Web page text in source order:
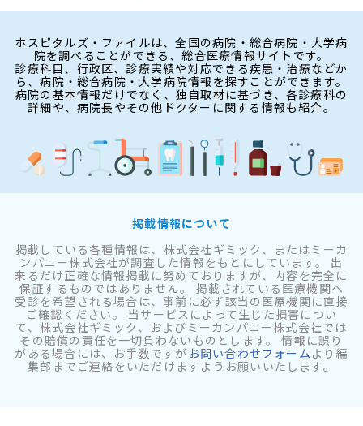
ホスピタルズ・ファイルは、全国の病院・総合病院・大学病
院を調べることができる、総合医療情報サイトです。
診療科目、行政区、診療実績や対応できる疾患・治療などか
ら、病院・総合病院・大学病院情報を探すことができます。
病院の基本情報だけでなく、独自取材に基づき、各診療科の
詳細や、病院長やその他ドクターに関する情報も紹介。
掲載情報について
掲載している各種情報は、株式会社ギミック、またはミーカ
ンパニー株式会社が調査した情報をもとにしています。 出
来るだけ正確な情報掲載に努めておりますが、内容を完全に
保証するものではありません。 掲載されている医療機関へ
受診を希望される場合は、事前に必ず該当の医療機関に直接
ご確認ください。 当サービスによって生じた損害につい
て、株式会社ギミック、およびミーカンパニー株式会社では
その賠償の責任を一切負わないものとします。 情報に誤り
がある場合には、お手数ですが お問い合わせフォーム より編
集部までご連絡をいただけますようお願いいたします。